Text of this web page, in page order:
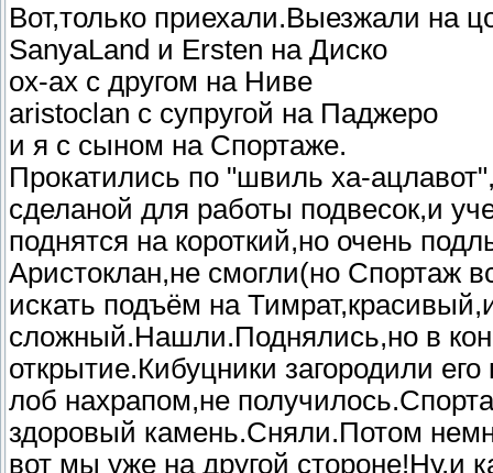
Вот,только приехали.Выезжали на
SanyaLand и Ersten на Диско
ох-ах с другом на Ниве
aristoclan с супругой на Паджеро
и я с сыном на Спортаже.
Прокатились по "швиль ха-
сделаной для работы подвесок,и
поднятся на короткий,но очень
Аристоклан,не смогли(но Спортаж
искать подъём на
сложный.Нашли.Поднялись,но в
открытие.Кибуцники загородили
лоб нахрапом,не
здоровый камень.Сняли.Потом
вот мы уже на другой стороне!Ну,и